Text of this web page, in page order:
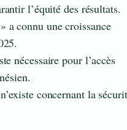
l’équité des résultats.
a connu une croissance
nécessaire pour l’accès
concernant la